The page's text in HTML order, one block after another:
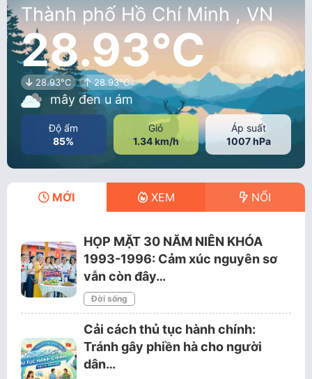
Thành phố Hồ Chí Minh , VN
28.93°C
28.93°C 28.93°C
mây đen u ám
Độ ẩm
85%
Gió
1.34 km/h
Áp suất
1007 hPa
MỚI XEM NỔI
HỌP MẶT 30 NĂM NIÊN KHÓA
1993-1996: Cảm xúc nguyên sơ
vẫn còn đây…
Đời sống
Cải cách thủ tục hành chính:
Tránh gây phiền hà cho người
dân…